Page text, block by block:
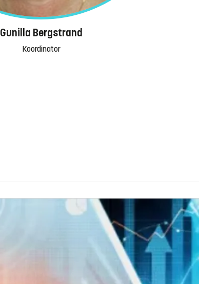
Gunilla Bergstrand
Koordinator